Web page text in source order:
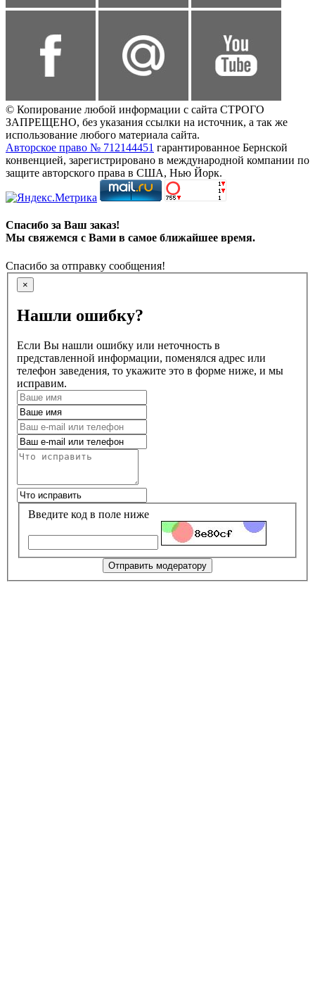
© Копирование любой информации с сайта СТРОГО
ЗАПРЕЩЕНО, без указания ссылки на источник, а так же
использование любого материала сайта.
Авторское право № 712144451 гарантированное Бернской
конвенцией, зарегистрировано в международной компании по
защите авторского права в США, Нью Йорк.
Спасибо за Ваш заказ!
Мы свяжемся с Вами в самое ближайшее время.
Спасибо за отправку сообщения!
×
Нашли ошибку?
Если Вы нашли ошибку или неточность в
представленной информации, поменялся адрес или
телефон заведения, то укажите это в форме ниже, и мы
исправим.
Введите код в поле ниже
Отправить модератору